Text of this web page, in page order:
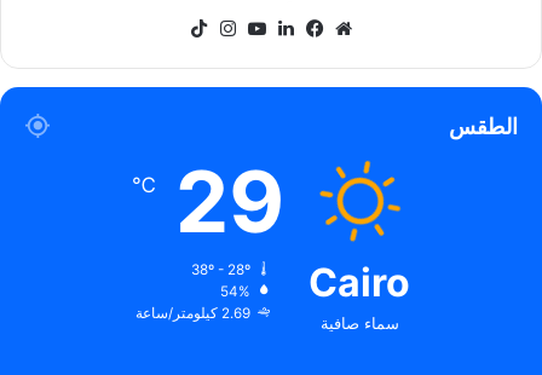
موقعفيسبوكلينكدإن‫YouTube
انستقرام
الطقس
Cairo
سماء صافية
29
℃
54%
2.69 كيلومتر/ساعة